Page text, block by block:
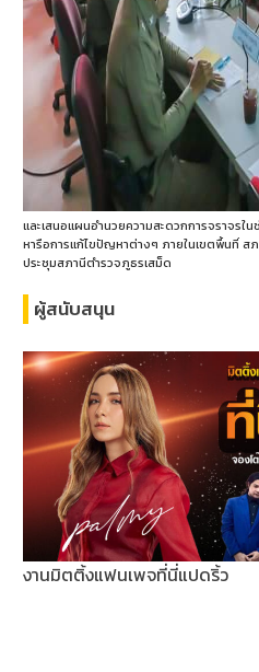
และเสนอแผนอำนวยความสะดวกการจราจรใ
หารือการแก้ไขปัญหาต่างๆ ภายในเขตพื้นที่ ส
ประชุมสภานีตำรวจภูธรเสม็ด
ผู้สนับสนุน
งานมิตติ้งแฟนเพจที่นี่แปดริ้ว